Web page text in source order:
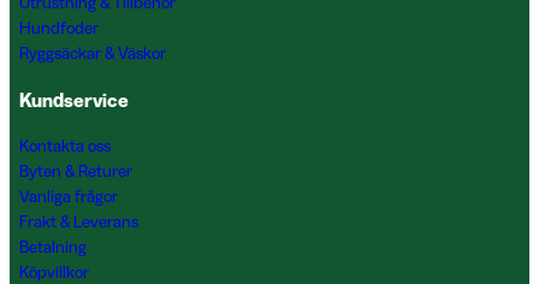
Hundfoder
Ryggsäckar & Väskor
Kundservice
Kontakta oss
Byten & Returer
Vanliga frågor
Frakt & Leverans
Betalning
Köpvillkor